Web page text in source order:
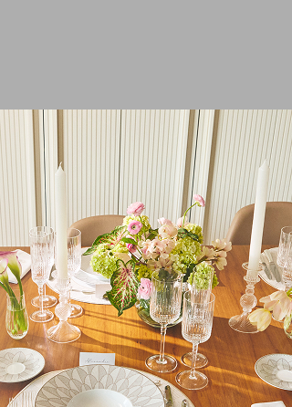
O Cinzeiro Rennes Cristais D’Labone
perfeita para quem busca adicionar
expressando bom gosto e